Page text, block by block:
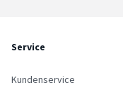
Service
Kundenservice